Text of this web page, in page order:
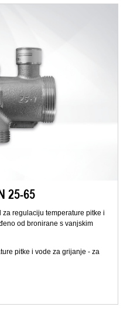
25-65
regulaciju temperature pitke i
od bronirane s vanjskim
pitke i vode za grijanje - za